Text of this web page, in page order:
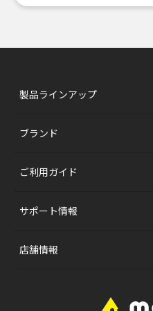
製品ラインアップ
ブランド
ご利用ガイド
サポート情報
店舗情報